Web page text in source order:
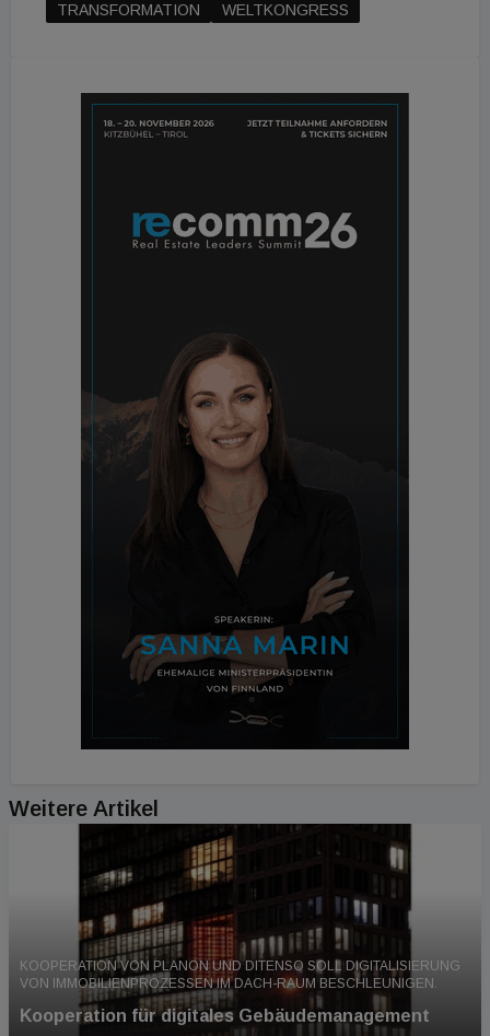
TRANSFORMATION WELTKONGRESS
Weitere Artikel
KOOPERATION VON PLANON UND DITENSO SOLL DIGITALISIERUNG
VON IMMOBILIENPROZESSEN IM DACH-RAUM BESCHLEUNIGEN.
Kooperation für digitales Gebäudemanagement